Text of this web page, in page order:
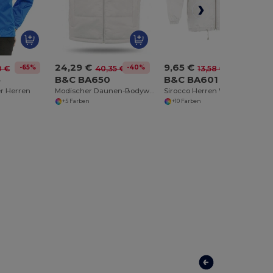
€ -65%
Herren
24,29 € 40,35 € -40%
B&C BA650
Modischer Daunen-Bodywarmer mit Dekorationsoption
+5 Farben
9,65 € 13,58 €
B&C BA601
+10 Farben